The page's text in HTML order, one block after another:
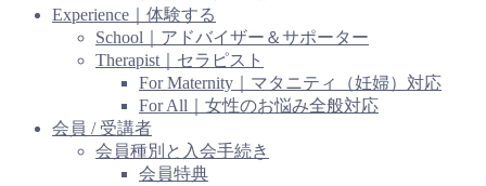
Experience｜体験する
School｜アドバイザー＆サポーター
Therapist｜セラピスト
For Maternity｜マタニティ（妊婦）対応
For All｜女性のお悩み全般対応
会員 / 受講者
会員種別と入会手続き
会員特典